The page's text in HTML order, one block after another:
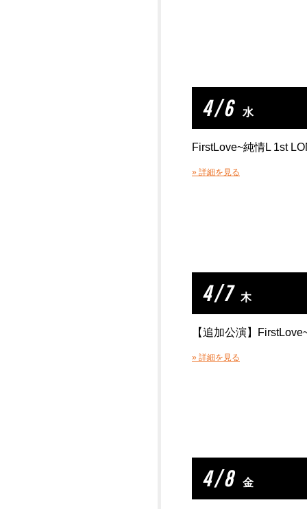
4 / 6 水
FirstLove~純情L 1st
» 詳細を見る
4 / 7 木
【追加公演】
» 詳細を見る
4 / 8 金